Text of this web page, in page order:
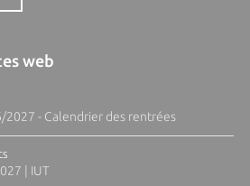
web
- Calendrier des rentrées
| IUT